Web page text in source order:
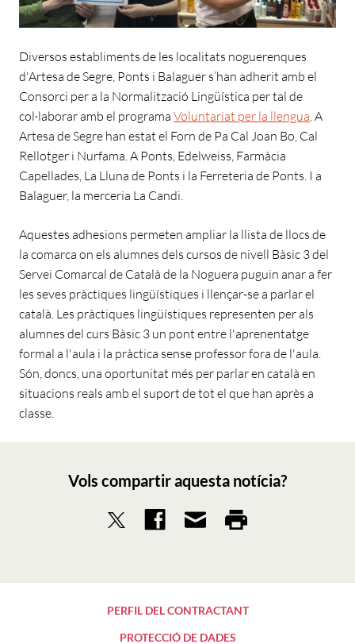
Diversos establiments de les localitats noguerenques
d'Artesa de Segre, Ponts i Balaguer s’han adherit amb el
Consorci per a la Normalització Lingüística per tal de
col·laborar amb el programa Voluntariat per la llengua. A
Artesa de Segre han estat el Forn de Pa Cal Joan Bo, Cal
Rellotger i Nurfama. A Ponts, Edelweiss, Farmàcia
Capellades, La Lluna de Ponts i la Ferreteria de Ponts. I a
Balaguer, la merceria La Candi.
Aquestes adhesions permeten ampliar la llista de llocs de
la comarca on els alumnes dels cursos de nivell Bàsic 3 del
Servei Comarcal de Català de la Noguera puguin anar a fer
les seves pràctiques lingüístiques i llençar-se a parlar el
català. Les pràctiques lingüístiques representen per als
alumnes del curs Bàsic 3 un pont entre l'aprenentatge
formal a l'aula i la pràctica sense professor fora de l'aula.
Són, doncs, una oportunitat més per parlar en català en
situacions reals amb el suport de tot el que han après a
classe.
Vols compartir aquesta notícia?
PERFIL DEL CONTRACTANT
PROTECCIÓ DE DADES